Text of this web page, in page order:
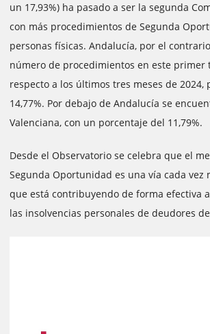
un 17,93%) ha pasado a ser la segunda
con más procedimientos de Segunda
personas físicas. Andalucía, por el
número de procedimientos en este primer
respecto a los últimos tres meses de 2024,
14,77%. Por debajo de Andalucía se
Valenciana, con un porcentaje del 11,79%.
Desde el Observatorio se celebra que el
Segunda Oportunidad es una vía cada vez
que está contribuyendo de forma efectiva
las insolvencias personales de deudores